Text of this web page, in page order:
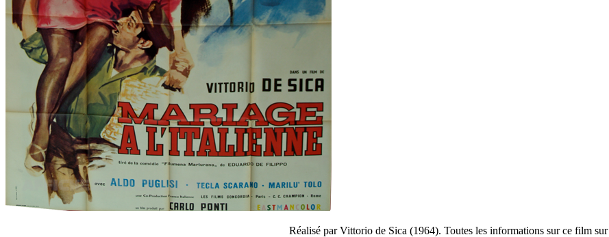
Réalisé par Vittorio de Sica (1964). Toutes les informations sur ce film sur